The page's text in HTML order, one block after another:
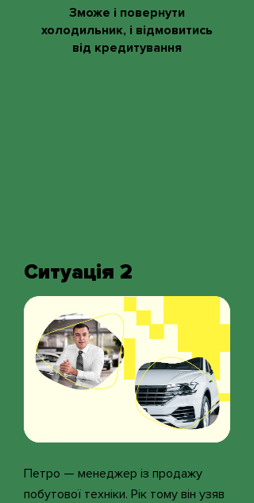
Зможе і повернути
холодильник, і відмовитись
від кредитування
Ситуація 2
Петро — менеджер із продажу
побутової техніки. Рік тому він узяв